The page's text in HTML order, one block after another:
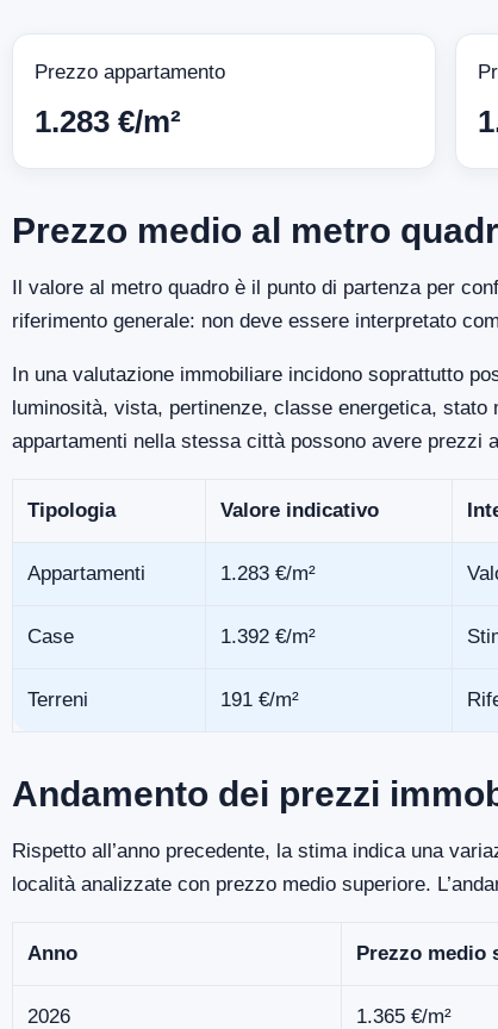
Prezzo appartamento
1.283 €/m²
Prezzo medio al metro
Il valore al metro quadro è il punto di partenza per
riferimento generale: non deve essere interpretato
In una valutazione immobiliare incidono soprattutto
luminosità, vista, pertinenze, classe energetica,
appartamenti nella stessa città possono avere prezzi
Tipologia Valore indicativo
Appartamenti 1.283 €/m²
Case 1.392 €/m²
Terreni 191 €/m²
Andamento dei prezzi
Rispetto all’anno precedente, la stima indica una
località analizzate con prezzo medio superiore.
Anno Prezzo medio
2026 1.365 €/m²